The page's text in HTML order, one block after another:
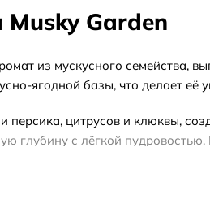
Garden
из мускусного семейства,
ягодной базы, что делает её
персика, цитрусов и клюквы,
глубину с лёгкой